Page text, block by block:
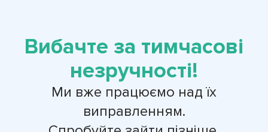
Вибачте за тимчасові
незручності!
Ми вже працюємо над їх
виправленням.